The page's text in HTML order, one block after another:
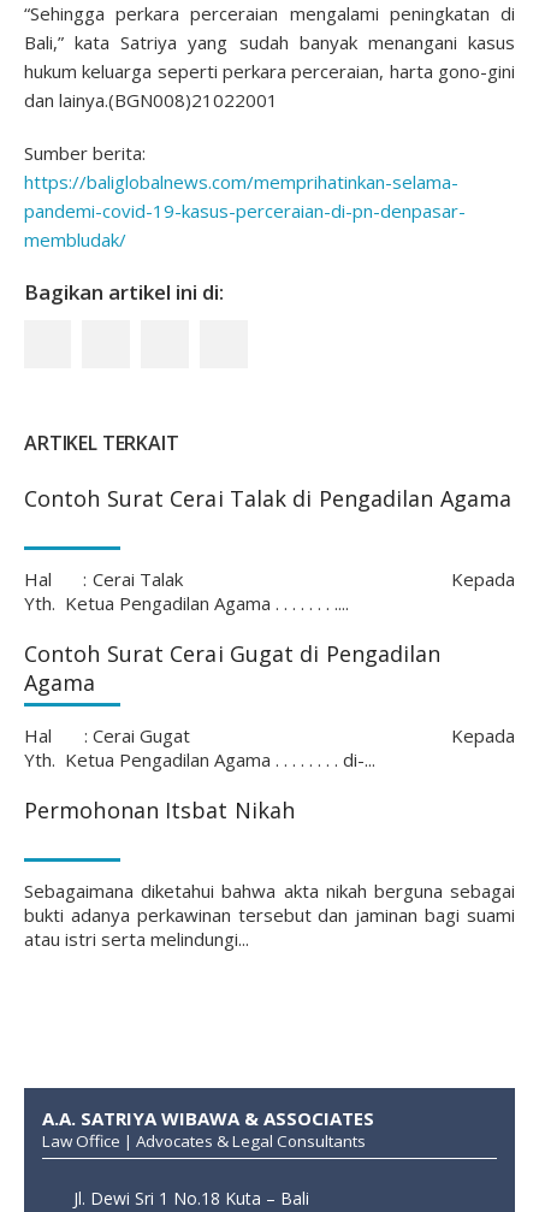
“Sehingga perkara perceraian mengalami peningkatan di
Bali,” kata Satriya yang sudah banyak menangani kasus
hukum keluarga seperti perkara perceraian, harta gono-gini
dan lainya.(BGN008)21022001
Sumber berita:
https://baliglobalnews.com/memprihatinkan-selama-
pandemi-covid-19-kasus-perceraian-di-pn-denpasar-
membludak/
Bagikan artikel ini di:
ARTIKEL TERKAIT
Contoh Surat Cerai Talak di Pengadilan Agama
Hal : Cerai Talak Kepada
Yth. Ketua Pengadilan Agama . . . . . . . ....
Contoh Surat Cerai Gugat di Pengadilan
Agama
Hal : Cerai Gugat Kepada
Yth. Ketua Pengadilan Agama . . . . . . . . di-...
Permohonan Itsbat Nikah
Sebagaimana diketahui bahwa akta nikah berguna sebagai
bukti adanya perkawinan tersebut dan jaminan bagi suami
atau istri serta melindungi...
A.A. SATRIYA WIBAWA & ASSOCIATES
Law Office | Advocates & Legal Consultants
Jl. Dewi Sri 1 No.18 Kuta – Bali